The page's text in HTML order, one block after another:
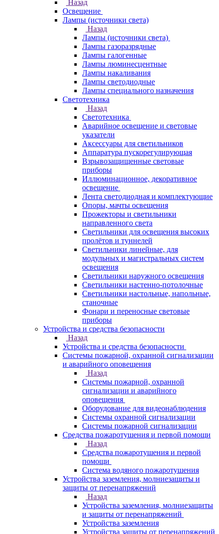
Назад
Освещение
Лампы (источники света)
Назад
Лампы (источники света)
Лампы газоразрядные
Лампы галогенные
Лампы люминесцентные
Лампы накаливания
Лампы светодиодные
Лампы специального назначения
Светотехника
Назад
Светотехника
Аварийное освещение и световые
указатели
Аксессуары для светильников
Аппаратура пускорегулирующая
Взрывозащищенные световые
приборы
Иллюминационное, декоративное
освещение
Лента светодиодная и комплектующие
Опоры, мачты освещения
Прожекторы и светильники
направленного света
Светильники для освещения высоких
пролётов и туннелей
Светильники линейные, для
модульных и магистральных систем
освещения
Светильники наружного освещения
Светильники настенно-потолочные
Светильники настольные, напольные,
станочные
Фонари и переносные световые
приборы
Устройства и средства безопасности
Назад
Устройства и средства безопасности
Системы пожарной, охранной сигнализации
и аварийного оповещения
Назад
Системы пожарной, охранной
сигнализации и аварийного
оповещения
Оборудование для видеонаблюдения
Системы охранной сигнализации
Системы пожарной сигнализации
Средства пожаротушения и первой помощи
Назад
Средства пожаротушения и первой
помощи
Система водяного пожаротушения
Устройства заземления, молниезащиты и
защиты от перенапряжений
Назад
Устройства заземления, молниезащиты
и защиты от перенапряжений
Устройства заземления
Устройства защиты от перенапряжений